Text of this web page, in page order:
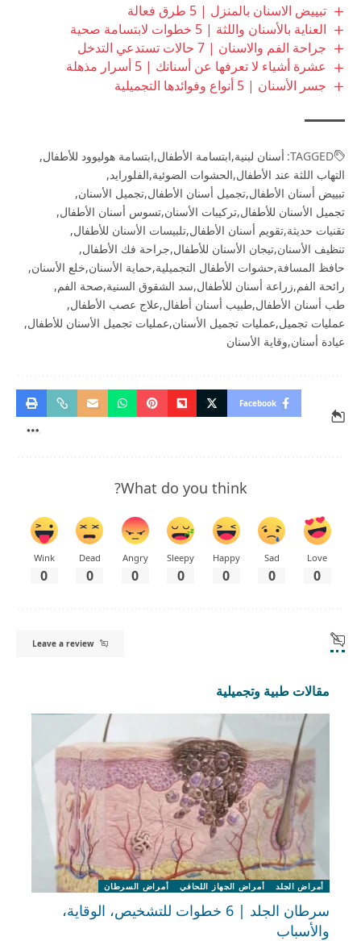
تبييض الاسنان بالمنزل | 5 طرق فعالة
العناية بالأسنان واللثة | 5 خطوات لابتسامة صحية
جراحة الفم والاسنان | 7 حالات تستدعي التدخل
عشرة أشياء لا تعرفها عن أسنانك | 5 أسرار مذهلة
جسر الأسنان | 5 أنواع وفوائدها التجميلية
TAGGED: أسنان لبنية ابتسامة الأطفال ابتسامة هوليوود للأطفال
التهاب اللثة عند الأطفال الحشوات الضوئية الفلورايد
تبييض أسنان الأطفال تجميل أسنان الأطفال تجميل الأسنان
تجميل الأسنان للأطفال تركيبات الأسنان تسوس أسنان الأطفال
تقنيات حديثة تقويم أسنان الأطفال تلبيسات الأسنان للأطفال
تنظيف الأسنان تيجان الأسنان للأطفال جراحة فك الأطفال
حافظ المسافة حشوات الأطفال التجميلية حماية الأسنان خلع الأسنان
رائحة الفم زراعة أسنان للأطفال سد الشقوق السنية صحة الفم
طب أسنان الأطفال طبيب أسنان أطفال علاج عصب الأطفال
عمليات تجميل عمليات تجميل الأسنان عمليات تجميل الأسنان للأطفال
عيادة أسنان وقاية الأسنان
Facebook
What do you think?
Love
0
Sad
0
Happy
0
Sleepy
0
Angry
0
Dead
0
Wink
0
Leave a review
مقالات طبية وتجميلية
أمراض الجلد أمراض الجهاز اللحافي أمراض السرطان
سرطان الجلد | 6 خطوات للتشخيص، الوقاية،
والأسباب